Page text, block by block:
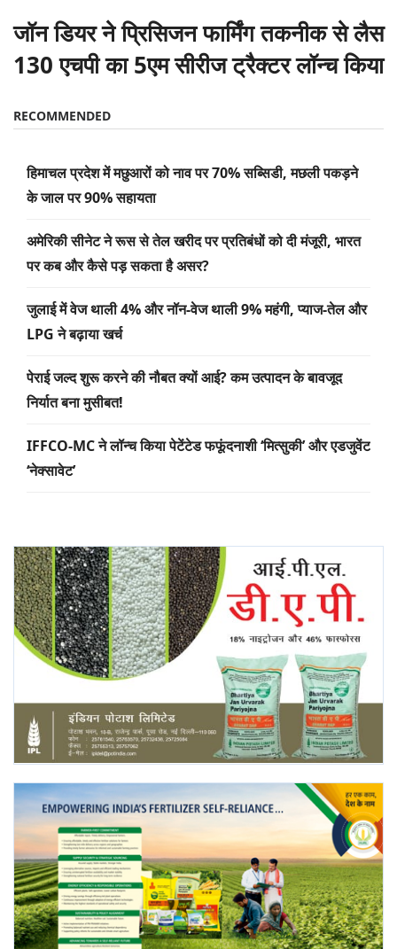
जॉन डियर ने प्रिसिजन फार्मिंग तकनीक से लैस
130 एचपी का 5एम सीरीज ट्रैक्टर लॉन्च किया
RECOMMENDED
हिमाचल प्रदेश में मछुआरों को नाव पर 70% सब्सिडी, मछली पकड़ने
के जाल पर 90% सहायता
अमेरिकी सीनेट ने रूस से तेल खरीद पर प्रतिबंधों को दी मंजूरी, भारत
पर कब और कैसे पड़ सकता है असर?
जुलाई में वेज थाली 4% और नॉन-वेज थाली 9% महंगी, प्याज-तेल और
LPG ने बढ़ाया खर्च
पेराई जल्द शुरू करने की नौबत क्यों आई? कम उत्पादन के बावजूद
निर्यात बना मुसीबत!
IFFCO-MC ने लॉन्च किया पेटेंटेड फफूंदनाशी ‘मित्सुकी’ और एडजुवेंट
‘नेक्सावेट’